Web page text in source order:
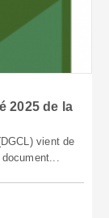
2025 de la
vient de